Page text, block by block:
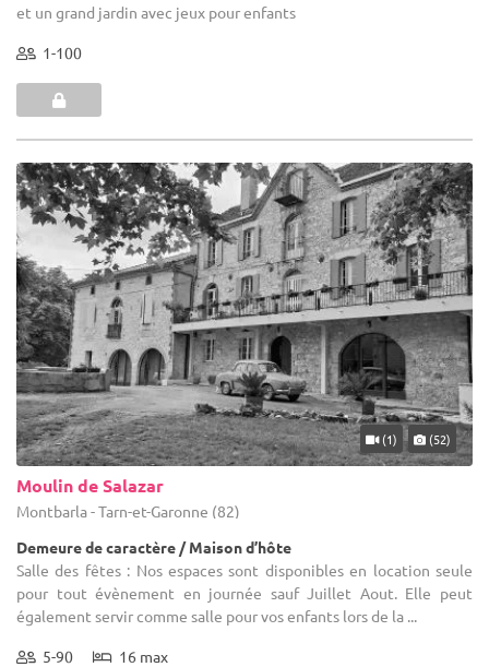
et un grand jardin avec jeux pour enfants
1-100
(1) (52)
Moulin de Salazar
Montbarla - Tarn-et-Garonne (82)
Demeure de caractère / Maison d’hôte
Salle des fêtes : Nos espaces sont disponibles en location seule
pour tout évènement en journée sauf Juillet Aout. Elle peut
également servir comme salle pour vos enfants lors de la ...
5-90 16 max